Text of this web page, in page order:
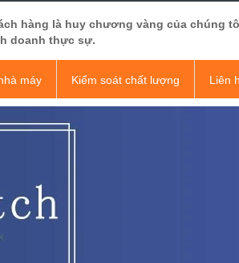
hàng là huy chương vàng của chúng
doanh thực sự.
máy Kiểm soát chất lượng Liên